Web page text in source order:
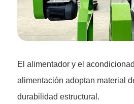
El alimentador y el
alimentación adoptan material
durabilidad estructural.